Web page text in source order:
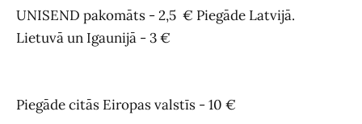
UNISEND pakomāts - 2,5 € Piegāde Latvijā.
Lietuvā un Igaunijā - 3 €
Piegāde citās Eiropas valstīs - 10 €